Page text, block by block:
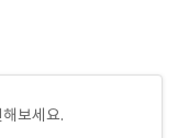
보세요.